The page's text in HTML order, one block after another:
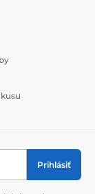
Prihlásiť